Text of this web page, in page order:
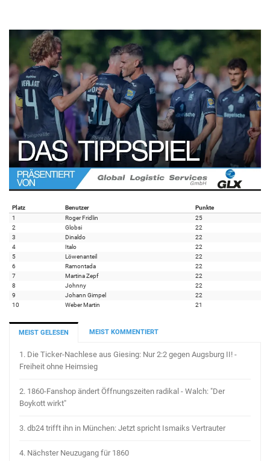
Platz Benutzer
Punkte
1
Roger Fridlin
25
2
Globsi
22
3
Dinaldo
22
4
Italo
22
5
Löwenanteil
22
6
Ramontada
22
7
Martina Zepf
22
8
Johnny
22
9
Johann Gimpel
22
10
Weber Martin 21
MEIST GELESEN MEIST KOMMENTIERT
1. Die Ticker-Nachlese aus Giesing: Nur 2:2 gegen Augsburg II! -
Freiheit ohne Heimsieg
2. 1860-Fanshop ändert Öffnungszeiten radikal - Walch: "Der
Boykott wirkt"
3. db24 trifft ihn in München: Jetzt spricht Ismaiks Vertrauter
4. Nächster Neuzugang für 1860